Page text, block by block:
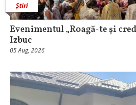
Știri
Evenimentul „Roagă-te și
Izbuc
05 Aug, 2026